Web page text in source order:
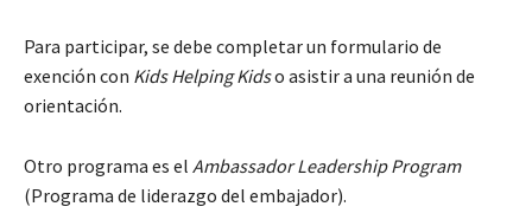
Para participar, se debe completar un formulario de
exención con Kids Helping Kidso asistir a una reunión de
orientación.
Otro programa es el Ambassador Leadership Program
(Programa de liderazgo del embajador).